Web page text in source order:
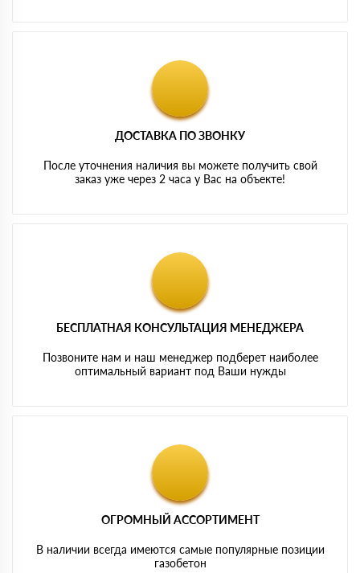
ДОСТАВКА ПО ЗВОНКУ
После уточнения наличия вы можете получить свой
заказ уже через 2 часа у Вас на объекте!
БЕСПЛАТНАЯ КОНСУЛЬТАЦИЯ МЕНЕДЖЕРА
Позвоните нам и наш менеджер подберет наиболее
оптимальный вариант под Ваши нужды
ОГРОМНЫЙ АССОРТИМЕНТ
В наличии всегда имеются самые популярные позиции
газобетон